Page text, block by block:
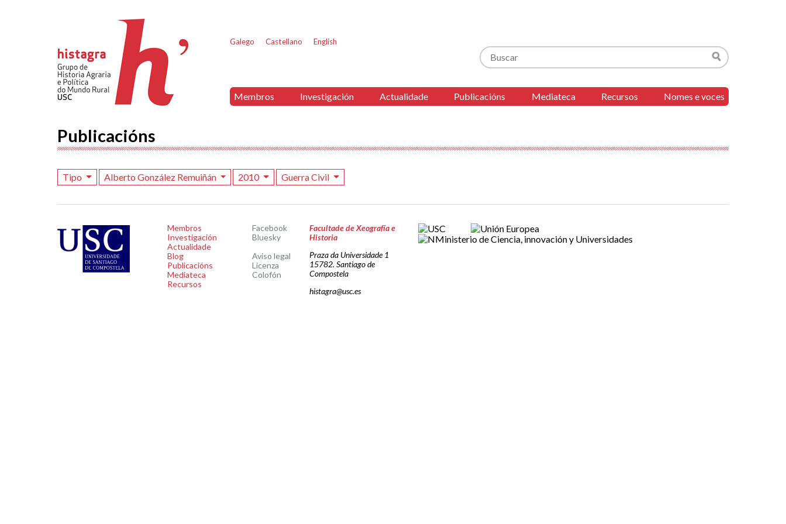
Galego Castellano English
Buscar
Buscar
Membros Investigación Actualidade Publicacións Mediateca Recursos Nomes e voces
Publicacións
Tipo Alberto González Remuiñán 2010 Guerra Civil
Membros
Investigación
Actualidade
Blog
Publicacións
Mediateca
Recursos
Facebook
Bluesky
Aviso legal
Licenza
Colofón
Facultade de Xeografía e
Historia
Praza da Universidade 1
15782. Santiago de
Compostela
histagra@usc.es